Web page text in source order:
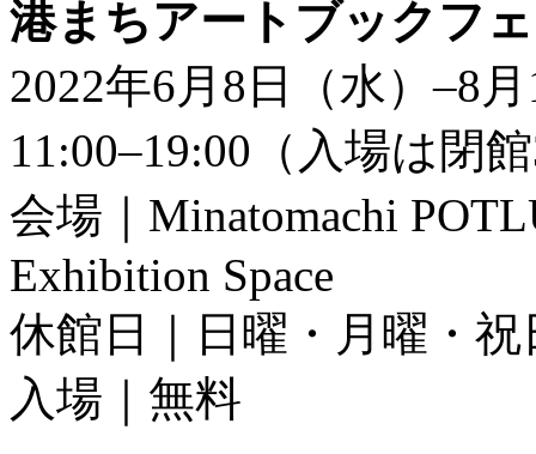
港まちアートブックフ
2022年6月8日（水）–8
11:00–19:00（入場は閉
会場｜Minatomachi
Exhibition Space
休館日｜日曜・月曜・祝
入場｜無料